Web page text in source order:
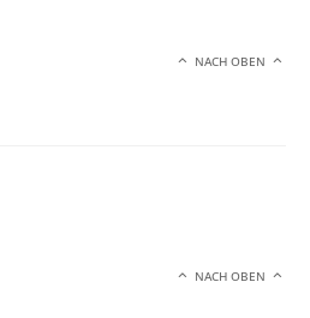
NACH OBEN
NACH OBEN